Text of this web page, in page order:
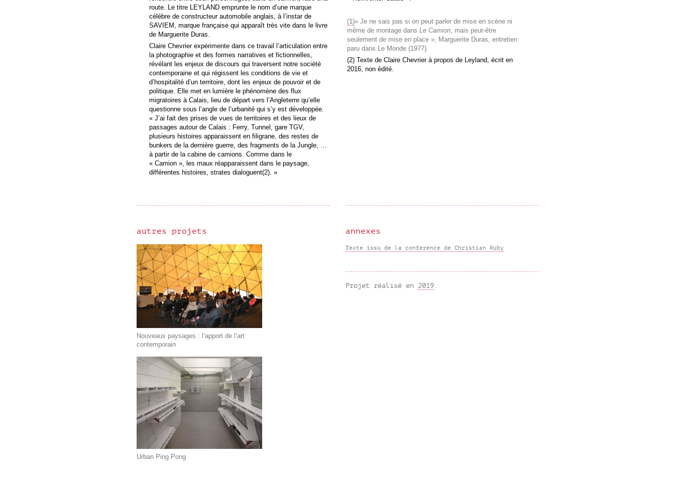
route. Le titre LEYLAND emprunte le nom d’une marque
célèbre de constructeur automobile anglais, à l’instar de
SAVIEM, marque française qui apparaît très vite dans le livre
de Marguerite Duras.
Claire Chevrier expérimente dans ce travail l’articulation entre
la photographie et des formes narratives et fictionnelles,
révélant les enjeux de discours qui traversent notre société
contemporaine et qui régissent les conditions de vie et
d’hospitalité d’un territoire, dont les enjeux de pouvoir et de
politique. Elle met en lumière le phénomène des flux
migratoires à Calais, lieu de départ vers l’Angleterre qu’elle
questionne sous l’angle de l’urbanité qui s’y est développée.
« J’ai fait des prises de vues de territoires et des lieux de
passages autour de Calais : Ferry, Tunnel, gare TGV,
plusieurs histoires apparaissent en filigrane, des restes de
bunkers de la dernière guerre, des fragments de la Jungle, …
à partir de la cabine de camions. Comme dans le
« Camion », les maux réapparaissent dans le paysage,
différentes histoires, strates dialoguent(2). »
(1)« Je ne sais pas si on peut parler de mise en scène ni
même de montage dans Le Camion, mais peut-être
seulement de mise en place », Marguerite Duras, entretien
paru dans Le Monde (1977).
(2) Texte de Claire Chevrier à propos de Leyland, écrit en
2016, non édité.
autres projets
Nouveaux paysages : l’apport de l’art
contemporain
Urban Ping Pong
annexes
Texte issu de la conférence de Christian Ruby
Projet réalisé en 2019